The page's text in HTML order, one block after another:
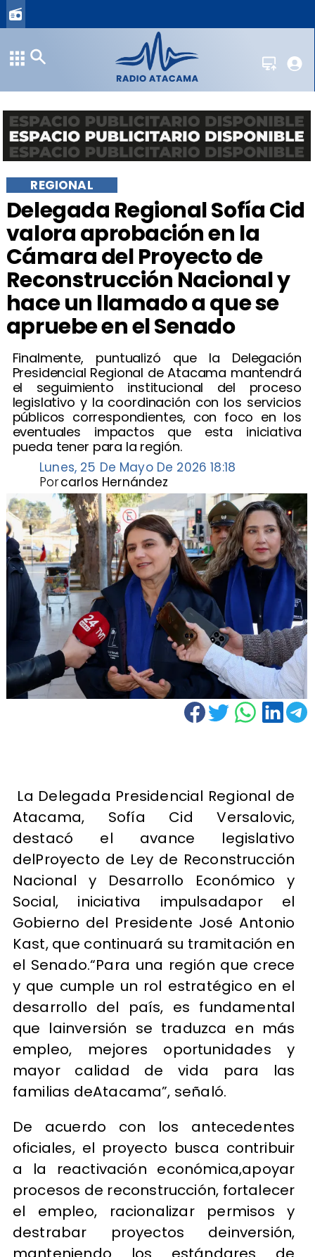
Delegada Regional Sofía Cid
valora aprobación en la
Cámara del Proyecto de
Reconstrucción Nacional y
hace un llamado a que se
apruebe en el Senado
​Finalmente, puntualizó que la Delegación
Presidencial Regional de Atacama mantendrá
el seguimiento institucional del proceso
legislativo y la coordinación con los servicios
públicos correspondientes, con foco en los
eventuales impactos que esta iniciativa
pueda tener para la región.
REGIONAL
Lunes, 25 De Mayo De 2026 18:18
carlos Hernández
Por
​ La Delegada Presidencial Regional de
Atacama, Sofía Cid Versalovic,
destacó el avance legislativo
delProyecto de Ley de Reconstrucción
Nacional y Desarrollo Económico y
Social, iniciativa impulsadapor el
Gobierno del Presidente José Antonio
Kast, que continuará su tramitación en
el Senado.“Para una región que crece
y que cumple un rol estratégico en el
desarrollo del país, es fundamental
que lainversión se traduzca en más
empleo, mejores oportunidades y
mayor calidad de vida para las
familias deAtacama”, señaló.
De acuerdo con los antecedentes
oficiales, el proyecto busca contribuir
a la reactivación económica,apoyar
procesos de reconstrucción, fortalecer
el empleo, racionalizar permisos y
destrabar proyectos deinversión,